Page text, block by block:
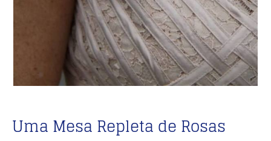
Uma Mesa Repleta de Rosas